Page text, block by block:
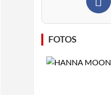
FOTOS